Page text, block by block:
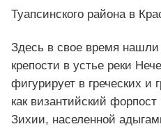
Туапсинского района в
Здесь в свое время
крепости в устье реки
фигурирует в греческих и
как византийский
Зихии, населенной